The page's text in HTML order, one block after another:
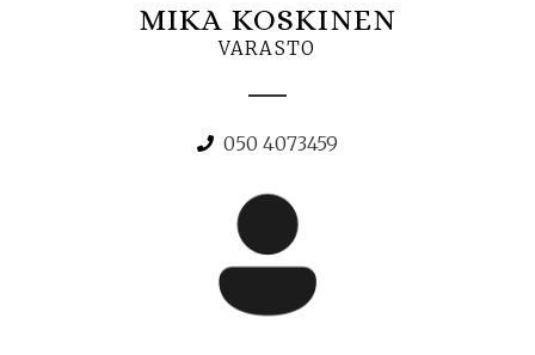
MIKA KOSKINEN
VARASTO
050 4073459